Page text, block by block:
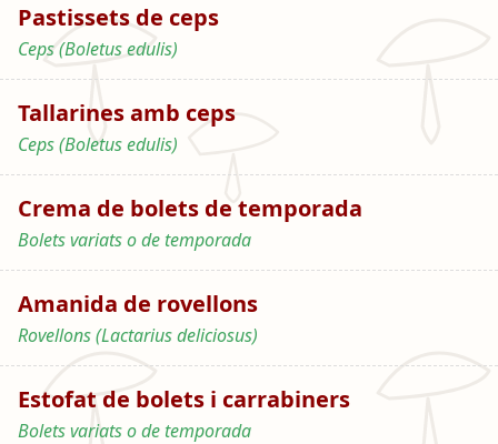
Pastissets de ceps
Ceps (Boletus edulis)
Tallarines amb ceps
Ceps (Boletus edulis)
Crema de bolets de temporada
Bolets variats o de temporada
Amanida de rovellons
Rovellons (Lactarius deliciosus)
Estofat de bolets i carrabiners
Bolets variats o de temporada